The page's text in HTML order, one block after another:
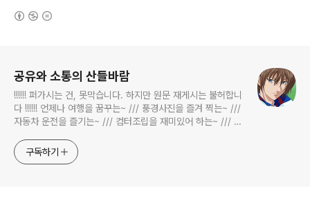
공유와 소통의 산들바람
!!!!!! 퍼가시는 건, 못막습니다. 하지만 원문 재게시는 불허합니
다 !!!!!! 언제나 여행을 꿈꾸는~ /// 풍경사진을 즐겨 찍는~ ///
자동차 운전을 즐기는~ /// 컴터조립을 재미있어 하는~ /// 고
식하는 미드가 있는~ /// 사회적 이슈에 발언하는~ 不老巨
구독하기